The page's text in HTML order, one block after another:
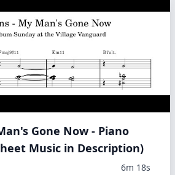
Gone Now - Piano
Music in Description)
6m 18s